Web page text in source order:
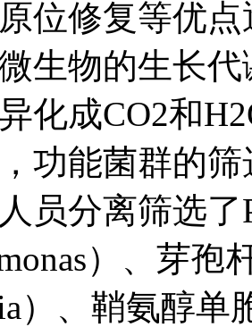
位修复等优
生物的生长
化成CO2和
功能菌群的
员分离筛选
）、芽
）、鞘氨醇